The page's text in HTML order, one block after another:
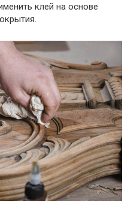
клей на основе